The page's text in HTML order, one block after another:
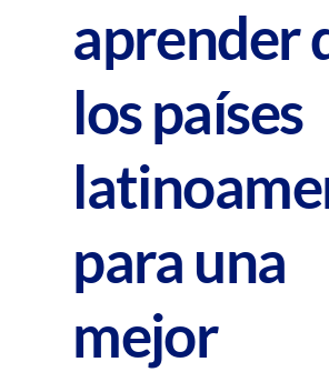
aprender
los países
para una
mejor